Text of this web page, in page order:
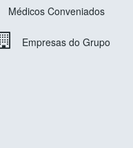
Médicos Conveniados
Empresas do Grupo